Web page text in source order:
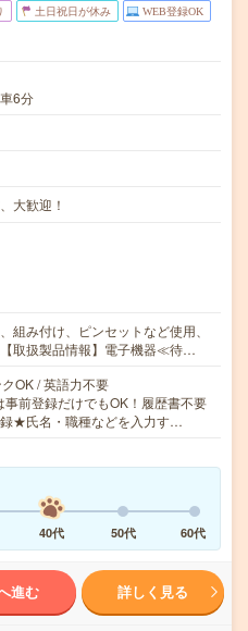
土日祝日が休み WEB登録OK
6分
大歓迎！
組み付け、ピンセットなど使用、
取扱製品情報】電子機器≪待…
OK / 英語力不要
前登録だけでもOK！履歴書不要
★氏名・職種などを入力す…
40代 50代 60代
進む 詳しく見る